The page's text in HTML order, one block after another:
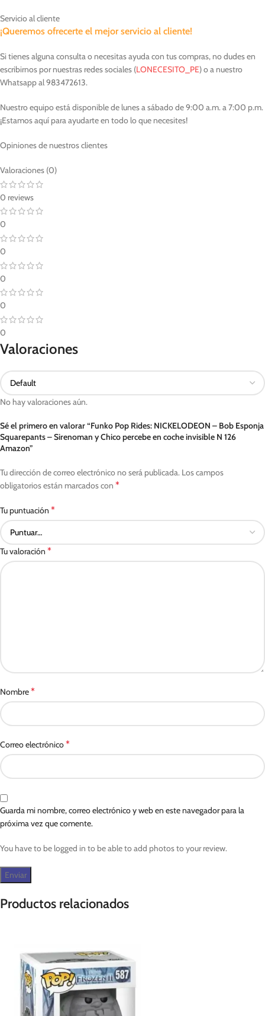
Servicio al cliente
¡Queremos ofrecerte el mejor servicio al cliente!
Si tienes alguna consulta o necesitas ayuda con tus compras, no dudes en
escribirnos por nuestras redes sociales (LONECESITO_PE) o a nuestro
Whatsapp al 983472613.
Nuestro equipo está disponible de lunes a sábado de 9:00 a.m. a 7:00 p.m.
¡Estamos aquí para ayudarte en todo lo que necesites!
Opiniones de nuestros clientes
Valoraciones (0)
0 reviews
0
0
0
0
0
Valoraciones
No hay valoraciones aún.
Sé el primero en valorar “Funko Pop Rides: NICKELODEON – Bob Esponja
Squarepants – Sirenoman y Chico percebe en coche invisible N 126
Amazon”
Tu dirección de correo electrónico no será publicada. Los campos
obligatorios están marcados con *
Tu puntuación *
Tu valoración *
Nombre*
Correo electrónico*
Guarda mi nombre, correo electrónico y web en este navegador para la
próxima vez que comente.
You have to be logged in to be able to add photos to your review.
Productos relacionados